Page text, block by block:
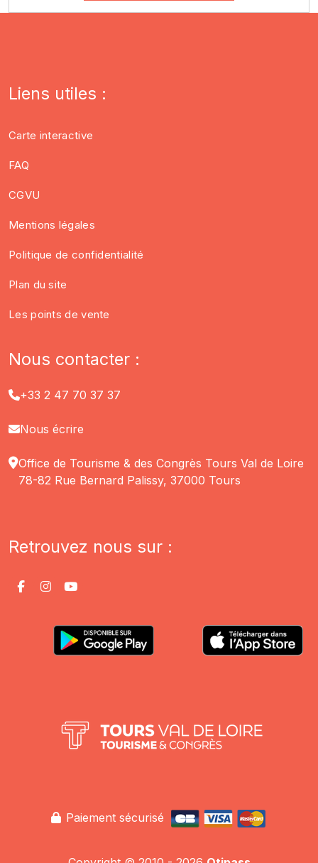
Liens utiles :
Carte interactive
FAQ
CGVU
Mentions légales
Politique de confidentialité
Plan du site
Les points de vente
Nous contacter :
+33 2 47 70 37 37
Nous écrire
Office de Tourisme & des Congrès Tours Val de Loire
78-82 Rue Bernard Palissy, 37000 Tours
Retrouvez nous sur :
Paiement sécurisé